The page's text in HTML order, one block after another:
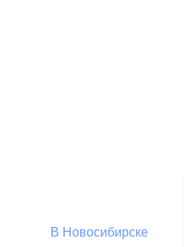
В Новосибирске